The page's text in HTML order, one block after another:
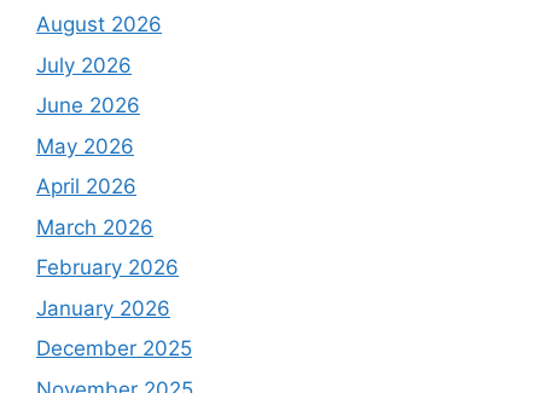
August 2026
July 2026
June 2026
May 2026
April 2026
March 2026
February 2026
January 2026
December 2025